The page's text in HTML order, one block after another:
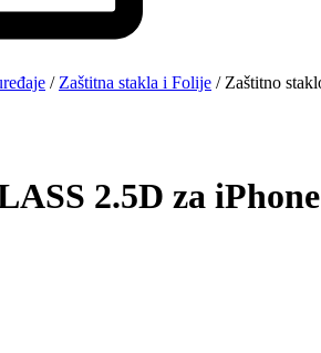
/ Zaštitna stakla i Folije / Zaštitno
2.5D za